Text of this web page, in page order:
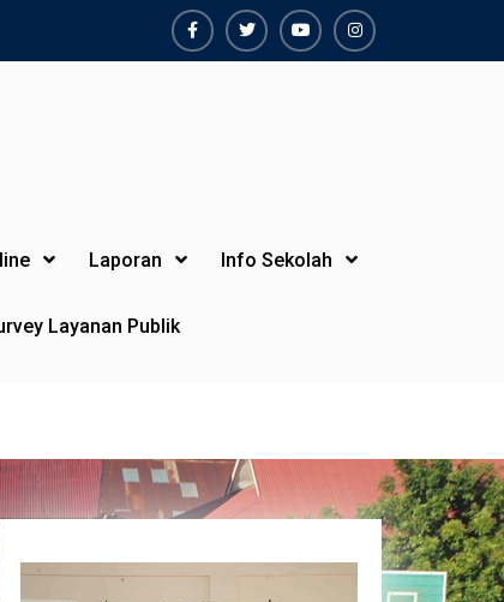
FacebookTwiterYoutubeInstagram
Laporan Info Sekolah
Layanan Publik